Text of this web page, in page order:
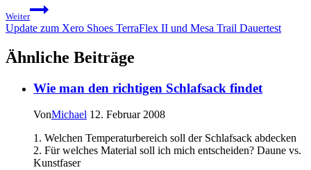
Weiter
Update zum Xero Shoes TerraFlex II und Mesa Trail Dauertest
Ähnliche Beiträge
Wie man den richtigen Schlafsack findet
VonMichael 12. Februar 2008
1. Welchen Temperaturbereich soll der Schlafsack abdecken
2. Für welches Material soll ich mich entscheiden? Daune vs.
Kunstfaser